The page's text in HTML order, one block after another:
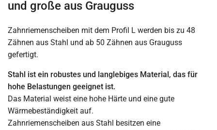
und große aus Grauguss
Zahnriemenscheiben mit dem Profil L werden bis zu 48
Zähnen aus Stahl und ab 50 Zähnen aus Grauguss
gefertigt.
Stahl ist ein robustes und langlebiges Material, das für
hohe Belastungen geeignet ist.
Das Material weist eine hohe Härte und eine gute
Wärmebeständigkeit auf.
Zahnriemenscheiben aus Stahl besitzen eine